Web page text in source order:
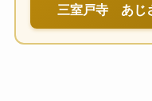
三室戸寺 あじ